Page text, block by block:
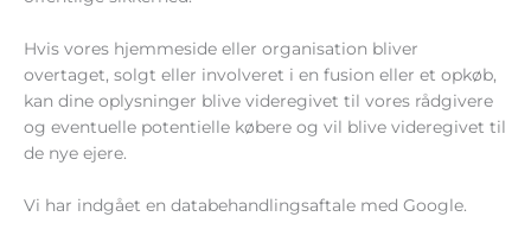
Hvis vores hjemmeside eller organisation bliver
overtaget, solgt eller involveret i en fusion eller et opkøb,
kan dine oplysninger blive videregivet til vores rådgivere
og eventuelle potentielle købere og vil blive videregivet til
de nye ejere.
Vi har indgået en databehandlingsaftale med Google.